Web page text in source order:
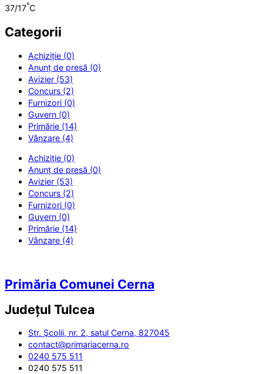
37/17°C
Categorii
Achiziție (0)
Anunț de presă (0)
Avizier (53)
Concurs (2)
Furnizori (0)
Guvern (0)
Primărie (14)
Vânzare (4)
Achiziție (0)
Anunț de presă (0)
Avizier (53)
Concurs (2)
Furnizori (0)
Guvern (0)
Primărie (14)
Vânzare (4)
Primăria Comunei Cerna
Județul Tulcea
Str. Şcolii, nr. 2, satul Cerna, 827045
contact@primariacerna.ro
0240 575 511
0240 575 511